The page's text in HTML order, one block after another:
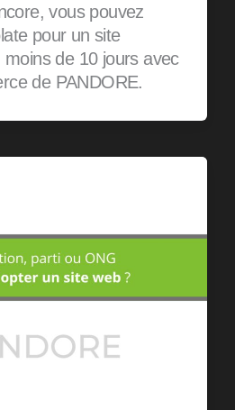
vous pouvez
pour un site
moins de 10 jours avec
de PANDORE.